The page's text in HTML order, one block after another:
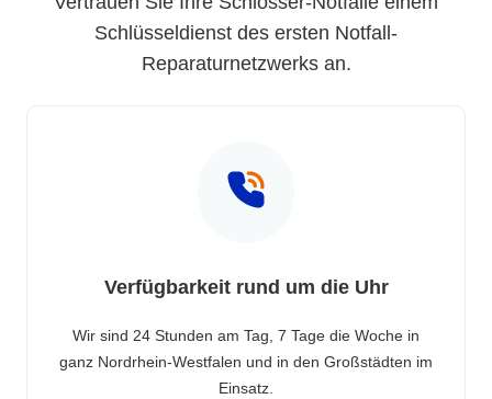
Schlüsseldienst des ersten Notfall-
Reparaturnetzwerks an.
Verfügbarkeit rund um die Uhr
Wir sind 24 Stunden am Tag, 7 Tage die Woche in
ganz Nordrhein-Westfalen und in den Großstädten im
Einsatz.